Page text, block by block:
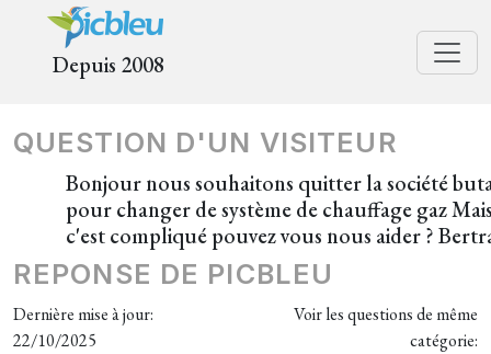
Depuis 2008
QUESTION D'UN VISITEUR
Bonjour nous souhaitons quitter la société
pour changer de système de chauffage gaz
c'est compliqué pouvez vous nous aider ?
REPONSE DE PICBLEU
Dernière mise à jour:
22/10/2025
Voir les questions de même
catégorie: